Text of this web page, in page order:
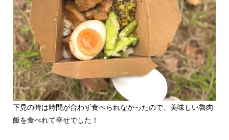
下見の時は時間が合わず食べられなかったので、美味しい魯肉
飯を食べれて幸せでした！